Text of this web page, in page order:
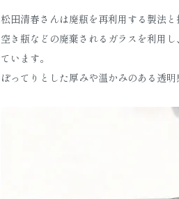
松田清春さんは廃瓶を再利用する製法と
空き瓶などの廃棄されるガラスを利用
ています。
ぽってりとした厚みや温かみのある透